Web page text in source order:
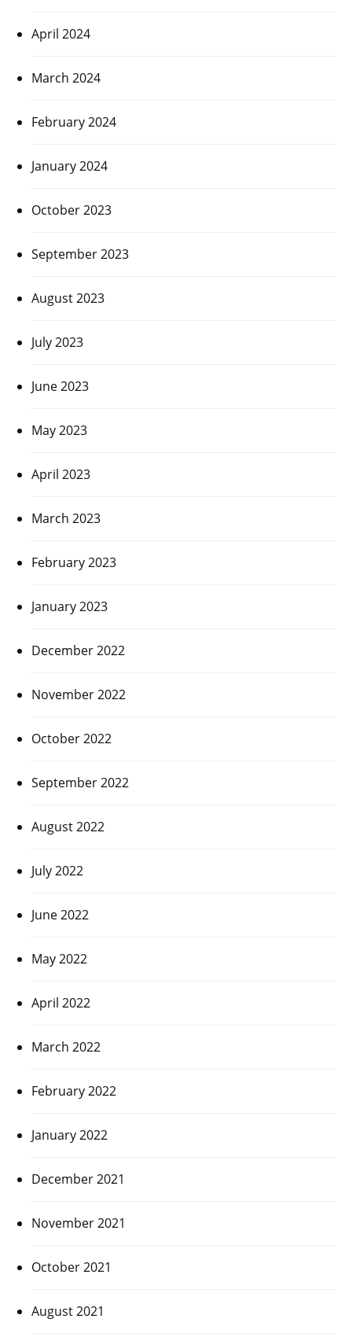
April 2024
March 2024
February 2024
January 2024
October 2023
September 2023
August 2023
July 2023
June 2023
May 2023
April 2023
March 2023
February 2023
January 2023
December 2022
November 2022
October 2022
September 2022
August 2022
July 2022
June 2022
May 2022
April 2022
March 2022
February 2022
January 2022
December 2021
November 2021
October 2021
August 2021